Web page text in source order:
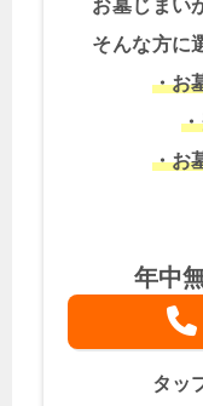
お墓じまい
そんな方に
・お
・お
年中
タッ